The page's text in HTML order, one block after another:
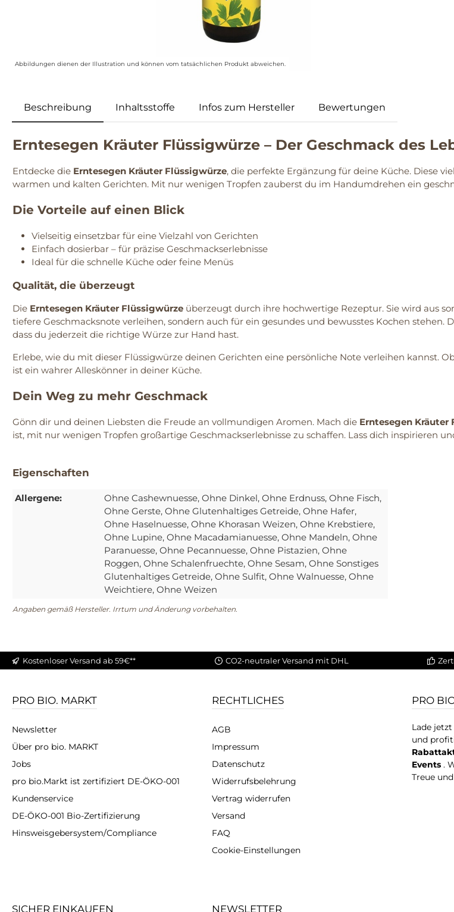
Abbildungen dienen der Illustration und können vom tatsächlichen Produkt abweichen.
Beschreibung Inhaltsstoffe Infos zum Hersteller Bewertungen
Erntesegen Kräuter Flüssigwürze – Der Geschmack des
Entdecke die Erntesegen Kräuter Flüssigwürze, die perfekte Ergänzung für deine Küche. Diese
warmen und kalten Gerichten. Mit nur wenigen Tropfen zauberst du im Handumdrehen ein
Die Vorteile auf einen Blick
Vielseitig einsetzbar für eine Vielzahl von Gerichten
Einfach dosierbar – für präzise Geschmackserlebnisse
Ideal für die schnelle Küche oder feine Menüs
Qualität, die überzeugt
Die Erntesegen Kräuter Flüssigwürze überzeugt durch ihre hochwertige Rezeptur. Sie wird aus
tiefere Geschmacksnote verleihen, sondern auch für ein gesundes und bewusstes Kochen
dass du jederzeit die richtige Würze zur Hand hast.
Erlebe, wie du mit dieser Flüssigwürze deinen Gerichten eine persönliche Note verleihen kannst.
ist ein wahrer Alleskönner in deiner Küche.
Dein Weg zu mehr Geschmack
Gönn dir und deinen Liebsten die Freude an vollmundigen Aromen. Mach die Erntesegen Kräuter
ist, mit nur wenigen Tropfen großartige Geschmackserlebnisse zu schaffen. Lass dich inspirieren
Eigenschaften
Allergene: Ohne Cashewnuesse, Ohne Dinkel, Ohne Erdnuss, Ohne Fisch,
Ohne Gerste, Ohne Glutenhaltiges Getreide, Ohne Hafer,
Ohne Haselnuesse, Ohne Khorasan Weizen, Ohne Krebstiere,
Ohne Lupine, Ohne Macadamianuesse, Ohne Mandeln, Ohne
Paranuesse, Ohne Pecannuesse, Ohne Pistazien, Ohne
Roggen, Ohne Schalenfruechte, Ohne Sesam, Ohne Sonstiges
Glutenhaltiges Getreide, Ohne Sulfit, Ohne Walnuesse, Ohne
Weichtiere, Ohne Weizen
Angaben gemäß Hersteller. Irrtum und Änderung vorbehalten.
Kostenloser Versand ab 59€** CO2-neutraler Versand mit DHL
PRO BIO. MARKT
Newsletter
Über pro bio. MARKT
Jobs
pro bio.Markt ist zertifiziert DE-ÖKO-001
Kundenservice
DE-ÖKO-001 Bio-Zertifizierung
Hinsweisgebersystem/Compliance
RECHTLICHES
AGB
Impressum
Datenschutz
Widerrufsbelehrung
Vertrag widerrufen
Versand
FAQ
Cookie-Einstellungen
PRO
Lade
und
Events .
Treue
SICHER EINKAUFEN NEWSLETTER